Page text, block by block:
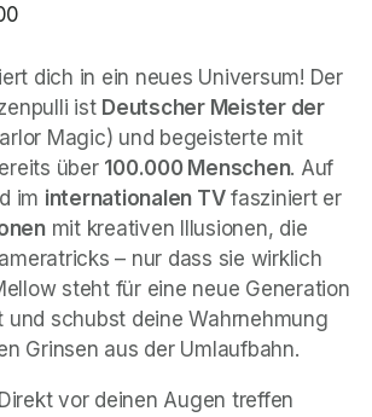
dich in ein neues Universum! Der
ist Deutscher Meister der
Magic) und begeisterte mit
über 100.000 Menschen. Auf
im internationalen TV fasziniert er
mit kreativen Illusionen, die
– nur dass sie wirklich
steht für eine neue Generation
und schubst deine Wahrnehmung
Grinsen aus der Umlaufbahn.